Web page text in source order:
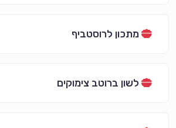
מתכון לרוסטביף
לשון ברוטב צימוקים